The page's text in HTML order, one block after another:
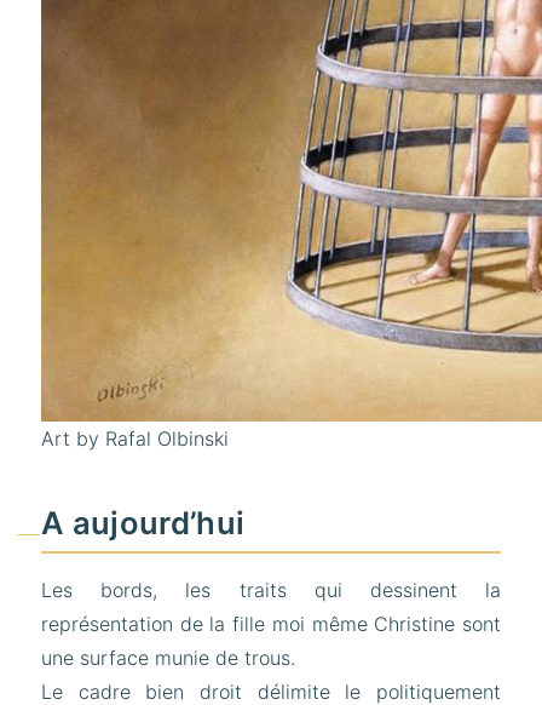
Art by Rafal Olbinski
A aujourd’hui
Les bords, les traits qui dessinent la
représentation de la fille moi même Christine sont
une surface munie de trous.
Le cadre bien droit délimite le politiquement